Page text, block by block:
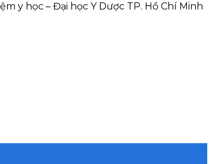
y học – Đại học Y Dược TP. Hồ Chí Minh